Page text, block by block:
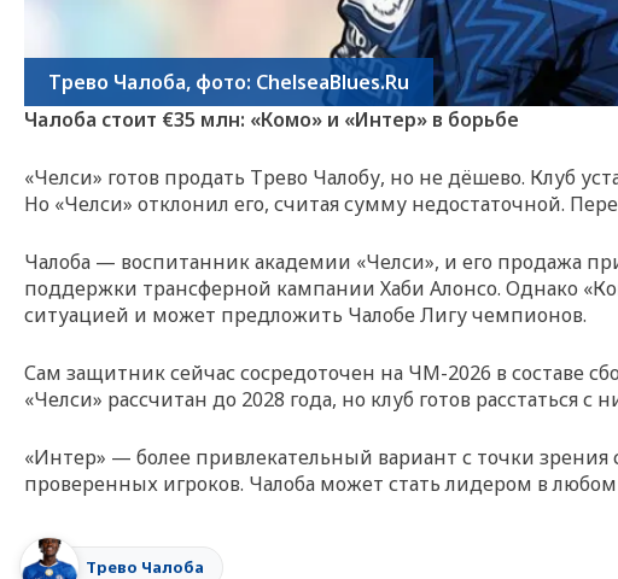
Трево Чалоба, фото: ChelseaBlues.Ru
Чалоба стоит €35 млн: «Комо» и «Интер» в борьбе
«Челси» готов продать Трево Чалобу, но не дёшево. Клуб
Но «Челси» отклонил его, считая сумму недостаточной.
Чалоба — воспитанник академии «Челси», и его продажа
поддержки трансферной кампании Хаби Алонсо. Однако
ситуацией и может предложить Чалобе Лигу чемпионов.
Сам защитник сейчас сосредоточен на ЧМ-2026 в составе
«Челси» рассчитан до 2028 года, но клуб готов расстаться
«Интер» — более привлекательный вариант с точки
проверенных игроков. Чалоба может стать лидером в любом
Трево Чалоба